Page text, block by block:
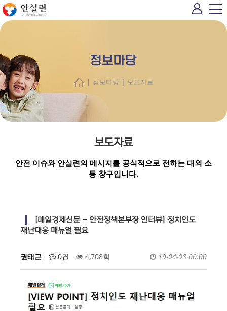
정보마당
| 정보마당 | 보도자료
보도자료
안전 이슈와 안실련의 메시지를 공식적으로 전하는 대외 소
통 창구입니다.
[매일경제신문 - 안전정책본부장 인터뷰] 정치인도
재난대응 매뉴얼 필요
권태근 0건 4,708회 19-04-08 00:00